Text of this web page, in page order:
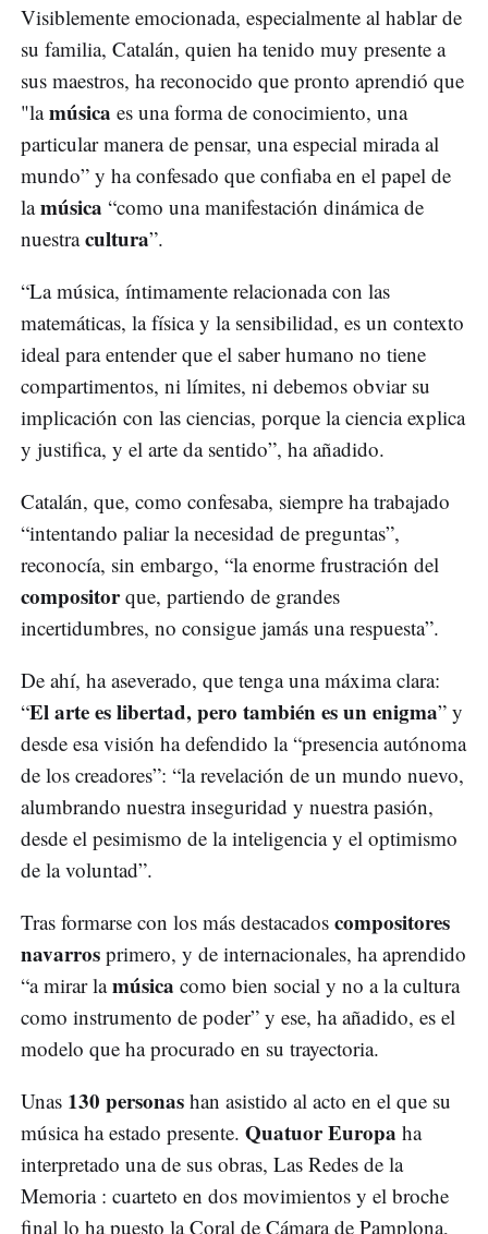
Visiblemente emocionada, especialmente al hablar de
su familia, Catalán, quien ha tenido muy presente a
sus maestros, ha reconocido que pronto aprendió que
"lamúsica es una forma de conocimiento, una
particular manera de pensar, una especial mirada al
mundo” y ha confesado que confiaba en el papel de
la música “como una manifestación dinámica de
nuestracultura”.
“La música, íntimamente relacionada con las
matemáticas, la física y la sensibilidad, es un contexto
ideal para entender que el saber humano no tiene
compartimentos, ni límites, ni debemos obviar su
implicación con las ciencias, porque la ciencia explica
y justifica, y el arte da sentido”, ha añadido.
Catalán, que, como confesaba, siempre ha trabajado
“intentando paliar la necesidad de preguntas”,
reconocía, sin embargo, “la enorme frustración del
compositorque, partiendo de grandes
incertidumbres, no consigue jamás una respuesta”.
De ahí, ha aseverado, que tenga una máxima clara:
“El arte es libertad, pero también es un enigma” y
desde esa visión ha defendido la “presencia autónoma
de los creadores”: “la revelación de un mundo nuevo,
alumbrando nuestra inseguridad y nuestra pasión,
desde el pesimismo de la inteligencia y el optimismo
de la voluntad”.
Tras formarse con los más destacados compositores
navarros primero, y de internacionales, ha aprendido
“a mirar lamúsica como bien social y no a la cultura
como instrumento de poder” y ese, ha añadido, es el
modelo que ha procurado en su trayectoria.
Unas 130 personas han asistido al acto en el que su
música ha estado presente. Quatuor Europa ha
interpretado una de sus obras, Las Redes de la
Memoria : cuarteto en dos movimientos y el broche
final lo ha puesto la Coral de Cámara de Pamplona,